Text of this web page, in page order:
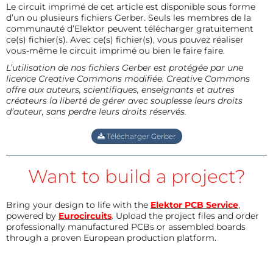
Le circuit imprimé de cet article est disponible sous forme
d’un ou plusieurs fichiers Gerber. Seuls les membres de la
communauté d’Elektor peuvent télécharger gratuitement
ce(s) fichier(s). Avec ce(s) fichier(s), vous pouvez réaliser
vous-même le circuit imprimé ou bien le faire faire.
L’utilisation de nos fichiers Gerber est protégée par une
licence Creative Commons modifiée. Creative Commons
offre aux auteurs, scientifiques, enseignants et autres
créateurs la liberté de gérer avec souplesse leurs droits
d’auteur, sans perdre leurs droits réservés.
Télécharger Gerber
Want to build a project?
Bring your design to life with the Elektor PCB Service,
powered by Eurocircuits. Upload the project files and order
professionally manufactured PCBs or assembled boards
through a proven European production platform.